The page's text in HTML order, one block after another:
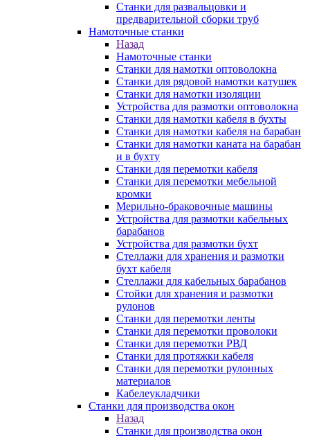
Станки для развальцовки и
предварительной сборки труб
Намоточные станки
Назад
Намоточные станки
Станки для намотки оптоволокна
Станки для рядовой намотки катушек
Станки для намотки изоляции
Устройства для размотки оптоволокна
Станки для намотки кабеля в бухты
Станки для намотки кабеля на барабан
Станки для намотки каната на барабан
и в бухту
Станки для перемотки кабеля
Станки для перемотки мебельной
кромки
Мерильно-браковочные машины
Устройства для размотки кабельных
барабанов
Устройства для размотки бухт
Стеллажи для хранения и размотки
бухт кабеля
Стеллажи для кабельных барабанов
Стойки для хранения и размотки
рулонов
Станки для перемотки ленты
Станки для перемотки проволоки
Станки для перемотки РВД
Станки для протяжки кабеля
Станки для перемотки рулонных
материалов
Кабелеукладчики
Станки для производства окон
Назад
Станки для производства окон